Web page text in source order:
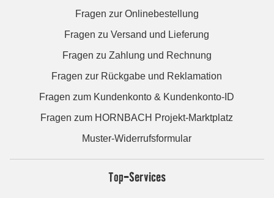
Fragen zur Onlinebestellung
Fragen zu Versand und Lieferung
Fragen zu Zahlung und Rechnung
Fragen zur Rückgabe und Reklamation
Fragen zum Kundenkonto & Kundenkonto-ID
Fragen zum HORNBACH Projekt-Marktplatz
Muster-Widerrufsformular
Top-Services